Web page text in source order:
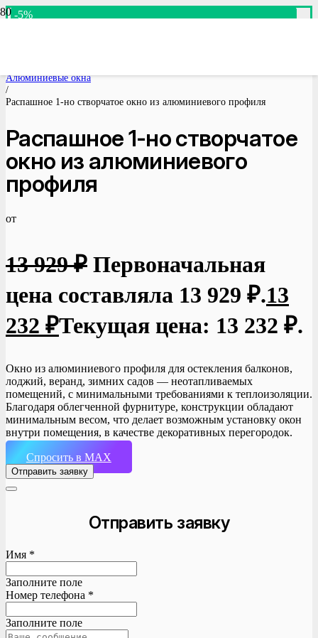
Алюминиевые окна
/
Распашное 1-но створчатое окно из алюминиевого профиля
Распашное 1-но створчатое
окно из алюминиевого
профиля
от
13 929₽ Первоначальная
цена составляла 13 929 ₽.13
232 ₽Текущая цена: 13 232 ₽.
Окно из алюминиевого профиля для остекления балконов,
лоджий, веранд, зимних садов — неотапливаемых
помещений, с минимальными требованиями к теплоизоляции.
Благодаря облегченной фурнитуре, конструкции обладают
минимальным весом, что делает возможным установку окон
внутри помещения, в качестве декоративных перегородок.
Спросить в MAX
Отправить заявку
Отправить заявку
Имя *
Заполните поле
Номер телефона *
Заполните поле
-5%
-5%
-5%
-5%
-5%
-5%
-5%